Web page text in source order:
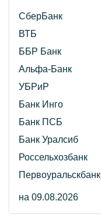
СберБанк
ВТБ
ББР Банк
Альфа-Банк
УБРиР
Банк Инго
Банк ПСБ
Банк Уралсиб
Россельхозбанк
Первоуральскбанк
на 09.08.2026